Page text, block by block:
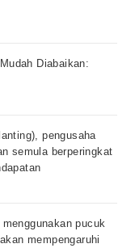
Diabaikan:
pengusaha
semula berperingkat
pucuk
mempengaruhi